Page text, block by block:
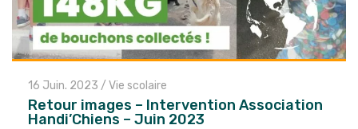
16 Juin. 2023 / Vie scolaire
Retour images – Intervention Association
Handi’Chiens – Juin 2023